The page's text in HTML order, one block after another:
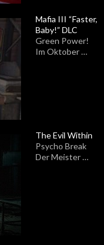
Mafia III “Faster,
Baby!” DLC
Green Power!
Im Oktober …
The Evil Within
Psycho Break
Der Meister …